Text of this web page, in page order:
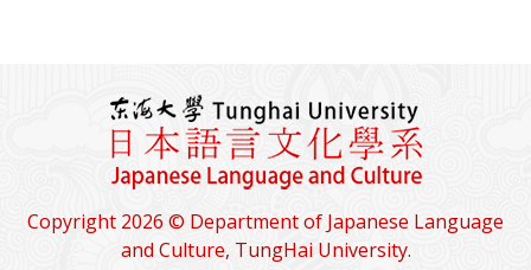
Copyright 2026 © Department of Japanese Language
and Culture, TungHai University.